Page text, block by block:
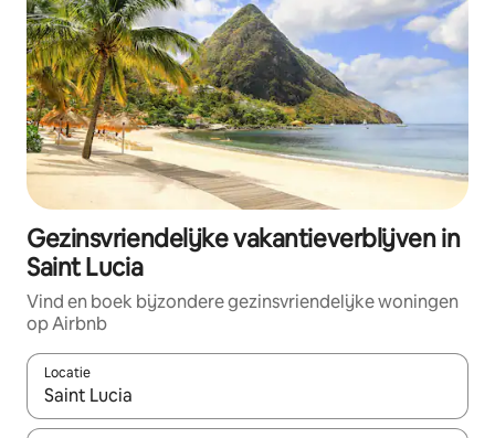
Gezinsvriendelijke vakantieverblijven in
Saint Lucia
Vind en boek bijzondere gezinsvriendelijke woningen
op Airbnb
Locatie
Wanneer er resultaten beschikbaar zijn, maak je een keuze